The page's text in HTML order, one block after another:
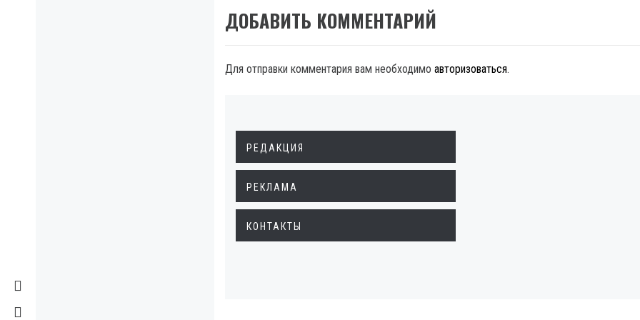
ДОБАВИТЬ КОММЕНТАРИЙ
Для отправки комментария вам необходимо авторизоваться.
РЕДАКЦИЯ
РЕКЛАМА
КОНТАКТЫ